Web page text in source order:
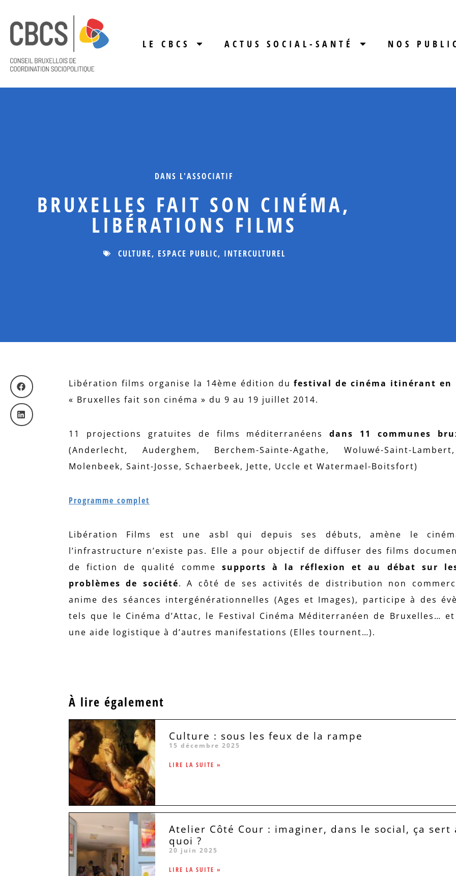
LE CBCS ACTUS SOCIAL-SANTÉ NOS
DANS L'ASSOCIATIF
BRUXELLES FAIT SON CINÉMA,
LIBÉRATIONS FILMS
CULTURE, ESPACE PUBLIC, INTERCULTUREL
Libération films organise la 14ème édition dufestival de cinéma itinérant
« Bruxelles fait son cinéma » du 9 au 19 juillet 2014.
11 projections gratuites de films méditerranéensdans 11 communes
(Anderlecht, Auderghem, Berchem-Sainte-Agathe, Woluwé-Saint-
Molenbeek, Saint-Josse, Schaerbeek, Jette, Uccle et Watermael-Boitsfort)
Programme complet
Libération Films est une asbl qui depuis ses débuts, amène le
l’infrastructure n’existe pas. Elle a pour objectif de diffuser des films
de fiction de qualité comme supports à la réflexion et au débat sur
problèmes de société. A côté de ses activités de distribution non
anime des séances intergénérationnelles (Ages et Images), participe à des
tels que le Cinéma d’Attac, le Festival Cinéma Méditerranéen de Bruxelles…
une aide logistique à d’autres manifestations (Elles tournent…).
À lire également
Culture : sous les feux de la rampe
15 décembre 2025
LIRE LA SUITE »
Atelier Côté Cour : imaginer, dans le social, ça sert
quoi ?
20 juin 2025
LIRE LA SUITE »